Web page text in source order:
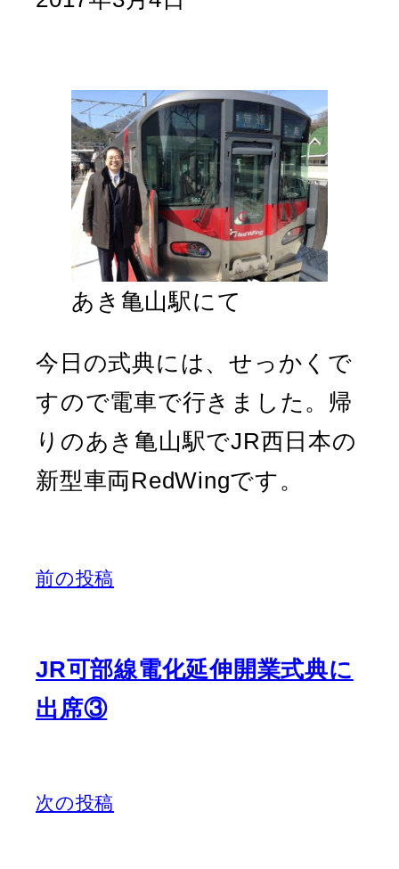
あき亀山駅にて
今日の式典には、せっかくで
すので電車で行きました。帰
りのあき亀山駅でJR西日本の
新型車両RedWingです。
前の投稿
JR可部線電化延伸開業式典に
出席③
次の投稿